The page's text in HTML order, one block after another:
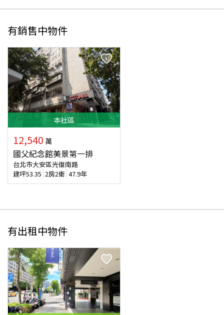
有銷售中物件
本社區
12,540 萬
國父紀念館美景第一排
台北市大安區光復南路
建坪53.35 2房2衛 47.9年
有出租中物件